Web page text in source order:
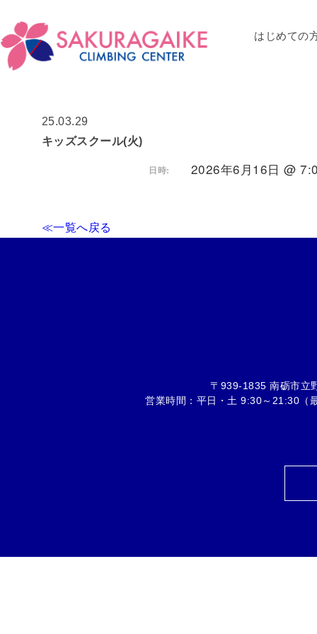
はじめての
25.03.29
キッズスクール(火)
日時: 2026年6月16日 @
≪一覧へ戻る
〒939-1835 南砺市
営業時間：平日・土 9:30～21:30（